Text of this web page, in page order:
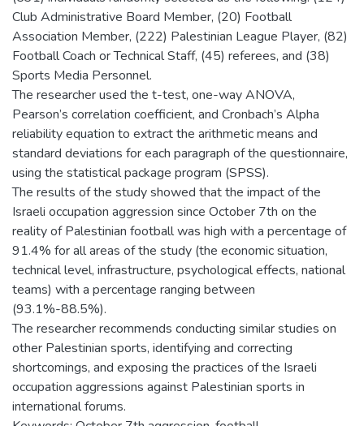
Club Administrative Board Member, (20) Football
Association Member, (222) Palestinian League Player, (82)
Football Coach or Technical Staff, (45) referees, and (38)
Sports Media Personnel.
The researcher used the t-test, one-way ANOVA,
Pearson’s correlation coefficient, and Cronbach’s Alpha
reliability equation to extract the arithmetic means and
standard deviations for each paragraph of the questionnaire,
using the statistical package program (SPSS).
The results of the study showed that the impact of the
Israeli occupation aggression since October 7th on the
reality of Palestinian football was high with a percentage of
91.4% for all areas of the study (the economic situation,
technical level, infrastructure, psychological effects, national
teams) with a percentage ranging between
(93.1%-88.5%).
The researcher recommends conducting similar studies on
other Palestinian sports, identifying and correcting
shortcomings, and exposing the practices of the Israeli
occupation aggressions against Palestinian sports in
international forums.